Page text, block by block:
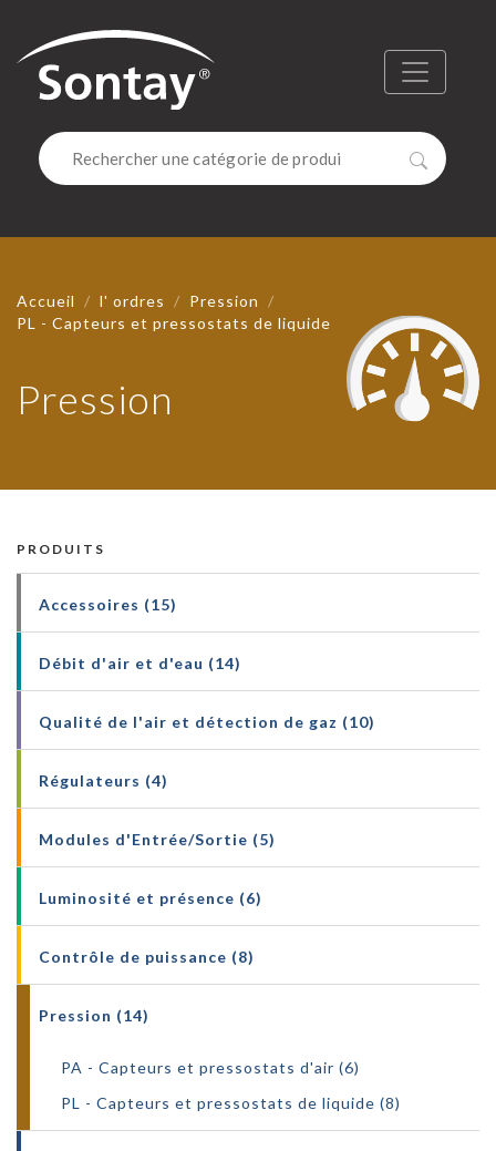
Sontay
Pression
Accueil l' ordres
Pression
PL - Capteurs et pressostats de liquide
PRODUITS
Accessoires (15)
Débit d'air et d'eau (14)
Qualité de l'air et détection de gaz (10)
Régulateurs (4)
Modules d'Entrée/Sortie (5)
Luminosité et présence (6)
Contrôle de puissance (8)
Pression (14)
PA - Capteurs et pressostats d'air (6)
PL - Capteurs et pressostats de liquide (8)